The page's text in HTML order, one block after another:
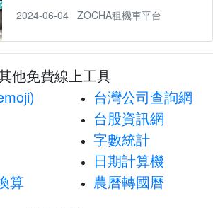
2024-06-04
ZOCHA租機車平台
他免費線上工具
算
台灣公司查詢網
台股資訊網
字數統計
日期計算機
農曆轉國曆